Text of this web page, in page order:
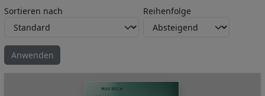
Sortieren nach Reihenfolge